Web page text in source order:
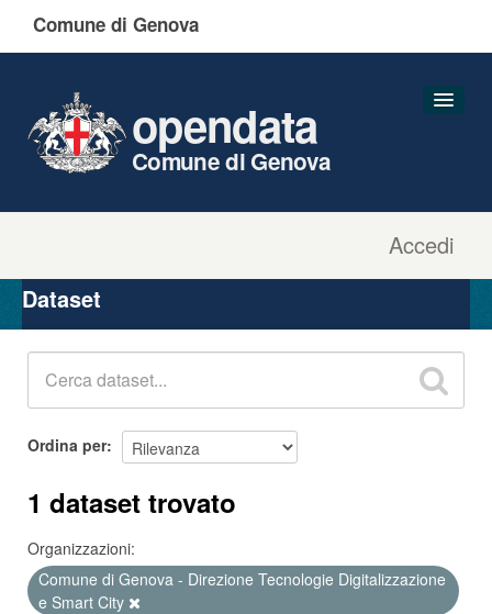
Comune di Genova
Accedi
opendata
Comune di Genova
Organizzazioni
Gruppi
Dataset
Ordina per
1 dataset trovato
Organizzazioni:
Comune di Genova - Direzione Tecnologie Digitalizzazione
e Smart City